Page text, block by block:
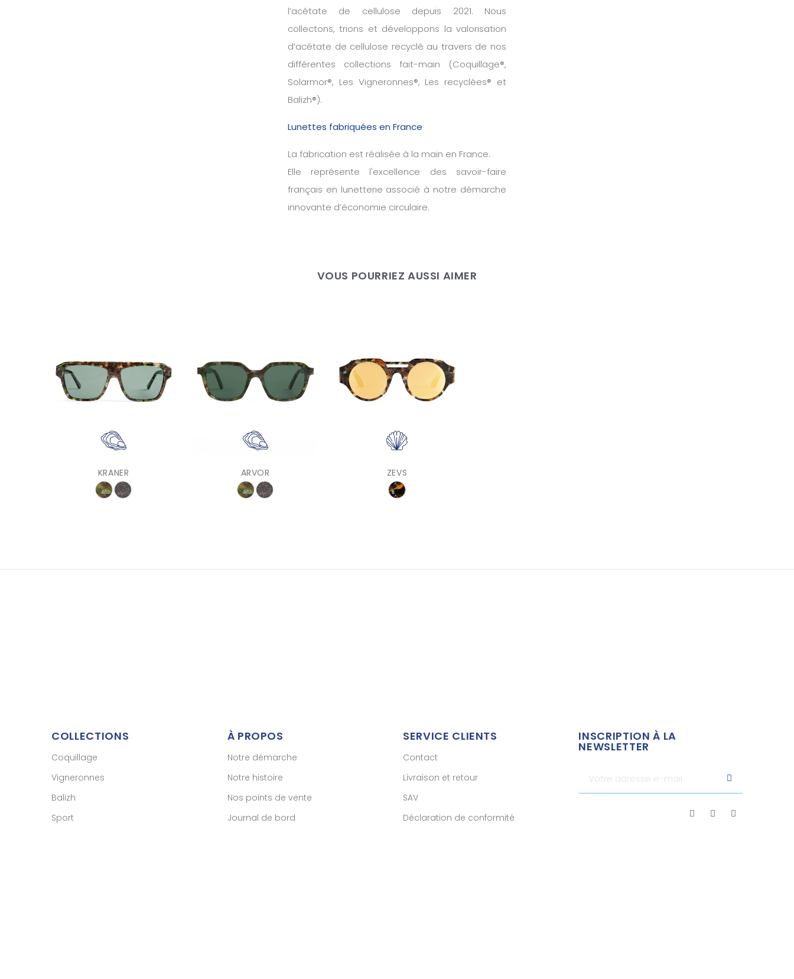
l’acétate de cellulose depuis 2021. Nous
collectons, trions et développons la valorisation
d’acétate de cellulose recyclé au travers de nos
différentes collections fait-main (Coquillage®,
Solarmor®, Les Vigneronnes®, Les recyclées® et
Balizh®).
Lunettes fabriquées en France
La fabrication est réalisée à la main en France.
Elle représente l'excellence des savoir-faire
français en lunetterie associé à notre démarche
innovante d’économie circulaire.
VOUS POURRIEZ AUSSI AIMER
KRANER ARVOR ZEVS
COLLECTIONS
Coquillage
Vigneronnes
Balizh
Sport
À PROPOS
Notre démarche
Notre histoire
Nos points de vente
Journal de bord
SERVICE CLIENTS
Contact
Livraison et retour
SAV
Déclaration de conformité
INSCRIPTION À LA
NEWSLETTER